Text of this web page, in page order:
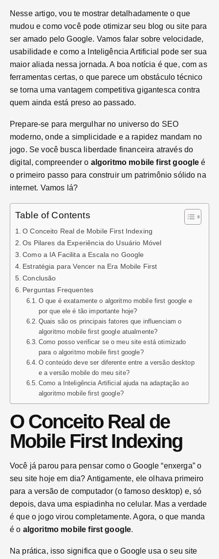
Nesse artigo, vou te mostrar detalhadamente o que
mudou e como você pode otimizar seu blog ou site para
ser amado pelo Google. Vamos falar sobre velocidade,
usabilidade e como a Inteligência Artificial pode ser sua
maior aliada nessa jornada. A boa notícia é que, com as
ferramentas certas, o que parece um obstáculo técnico
se torna uma vantagem competitiva gigantesca contra
quem ainda está preso ao passado.
Prepare-se para mergulhar no universo do SEO
moderno, onde a simplicidade e a rapidez mandam no
jogo. Se você busca liberdade financeira através do
digital, compreender o algoritmo mobile first google é
o primeiro passo para construir um patrimônio sólido na
internet. Vamos lá?
Table of Contents
O Conceito Real de Mobile First Indexing
Os Pilares da Experiência do Usuário Móvel
Como a IA Facilita a Escala no Google
Estratégia para Vencer na Era Mobile First
Conclusão
Perguntas Frequentes
O que é exatamente o algoritmo mobile first google e
por que ele é tão importante hoje?
Quais são os principais fatores que influenciam o
algoritmo mobile first google atualmente?
Como posso verificar se o meu site está otimizado
para o algoritmo mobile first google?
O conteúdo deve ser diferente entre a versão desktop
e a versão mobile do meu site?
Como a Inteligência Artificial ajuda na adaptação ao
algoritmo mobile first google?
O Conceito Real de
Mobile First Indexing
Você já parou para pensar como o Google “enxerga” o
seu site hoje em dia? Antigamente, ele olhava primeiro
para a versão de computador (o famoso desktop) e, só
depois, dava uma espiadinha no celular. Mas a verdade
é que o jogo virou completamente. Agora, o que manda
é o algoritmo mobile first google.
Na prática, isso significa que o Google usa o seu site